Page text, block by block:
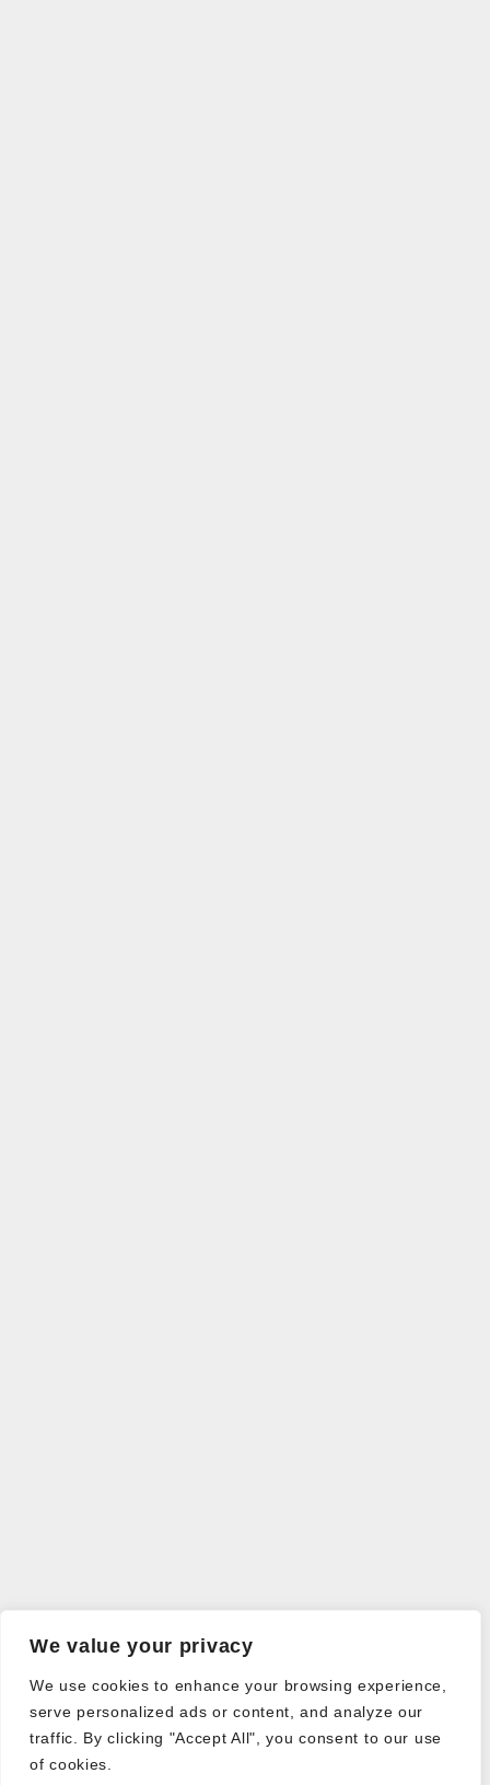
We value your privacy
We use cookies to enhance your browsing experience,
serve personalized ads or content, and analyze our
traffic. By clicking "Accept All", you consent to our use
of cookies.